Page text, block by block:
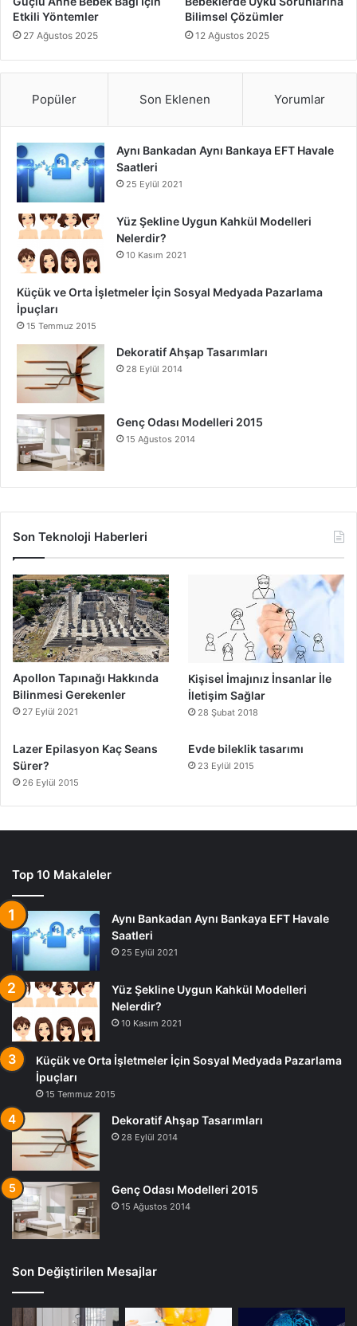
dokunsal oyunlar gibi çeşitli aktiviteler, bebeklerin ilgisini
çekebilir ve öğrenme süreçlerini eğlenceli hale getirebilir.
Ayrıca, güvenli bir oyun alanı ve düzenli oyun seansları,
oyunları bebeklerin bireysel ihtiyaçlarına göre uyarlamak
önemlidir.
Bebeklerle eğlenceli ve eğitici oyunlar oynarken, onların
gelişimlerini destekleyici ve güvenli bir ortam sağlamak,
hem ebeveynler hem de bebekler için keyifli bir deneyim
sunar.
Bebeklerle Eğlenceli ve Eğitici Oyunlar
Etkili Yöntemler
27 Ağustos 2025
Bilimsel Çözümler
12 Ağustos 2025
Popüler Son Eklenen Yorumlar
Aynı Bankadan Aynı Bankaya EFT Havale
Saatleri
25 Eylül 2021
Yüz Şekline Uygun Kahkül Modelleri
Nelerdir?
10 Kasım 2021
Küçük ve Orta İşletmeler İçin Sosyal Medyada Pazarlama
İpuçları
15 Temmuz 2015
Dekoratif Ahşap Tasarımları
28 Eylül 2014
Genç Odası Modelleri 2015
15 Ağustos 2014
Son Teknoloji Haberleri
Apollon Tapınağı Hakkında
Bilinmesi Gerekenler
27 Eylül 2021
Kişisel İmajınız İnsanlar İle
İletişim Sağlar
28 Şubat 2018
Lazer Epilasyon Kaç Seans
Sürer?
26 Eylül 2015
Evde bileklik tasarımı
23 Eylül 2015
Top 10 Makaleler
Aynı Bankadan Aynı Bankaya EFT Havale
Saatleri
25 Eylül 2021
Yüz Şekline Uygun Kahkül Modelleri
Nelerdir?
10 Kasım 2021
Küçük ve Orta İşletmeler İçin Sosyal Medyada Pazarlama
İpuçları
15 Temmuz 2015
Dekoratif Ahşap Tasarımları
28 Eylül 2014
Genç Odası Modelleri 2015
15 Ağustos 2014
Son Değiştirilen Mesajlar